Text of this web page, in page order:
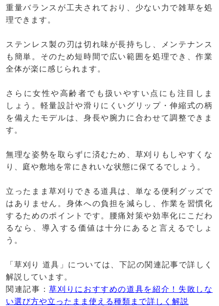
重量バランスが工夫されており、少ない力で雑草を処
理できます。
ステンレス製の刃は切れ味が長持ちし、メンテナンス
も簡単。そのため短時間で広い範囲を処理でき、作業
全体が楽に感じられます。
さらに女性や高齢者でも扱いやすい点にも注目しま
しょう。軽量設計や滑りにくいグリップ・伸縮式の柄
を備えたモデルは、身長や腕力に合わせて調整できま
す。
無理な姿勢を取らずに済むため、草刈りもしやすくな
り、庭や敷地を常にきれいな状態に保てるでしょう。
立ったまま草刈りできる道具は、単なる便利グッズで
はありません。身体への負担を減らし、作業を習慣化
するためのポイントです。腰痛対策や効率化にこだわ
るなら、導入する価値は十分にあると言えるでしょ
う。
「草刈り 道具」については、下記の関連記事で詳しく
解説しています。
関連記事：草刈りにおすすめの道具を紹介！失敗しな
い選び方や立ったまま使える種類まで詳しく解説